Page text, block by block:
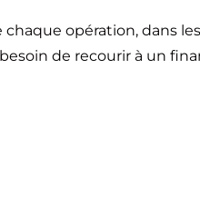
opération, dans
de recourir à un